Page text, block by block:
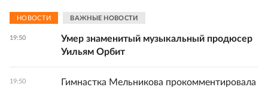
НОВОСТИ ВАЖНЫЕ НОВОСТИ
19:50
Умер знаменитый музыкальный продюсер
Уильям Орбит
19:50
Гимнастка Мельникова прокомментировала